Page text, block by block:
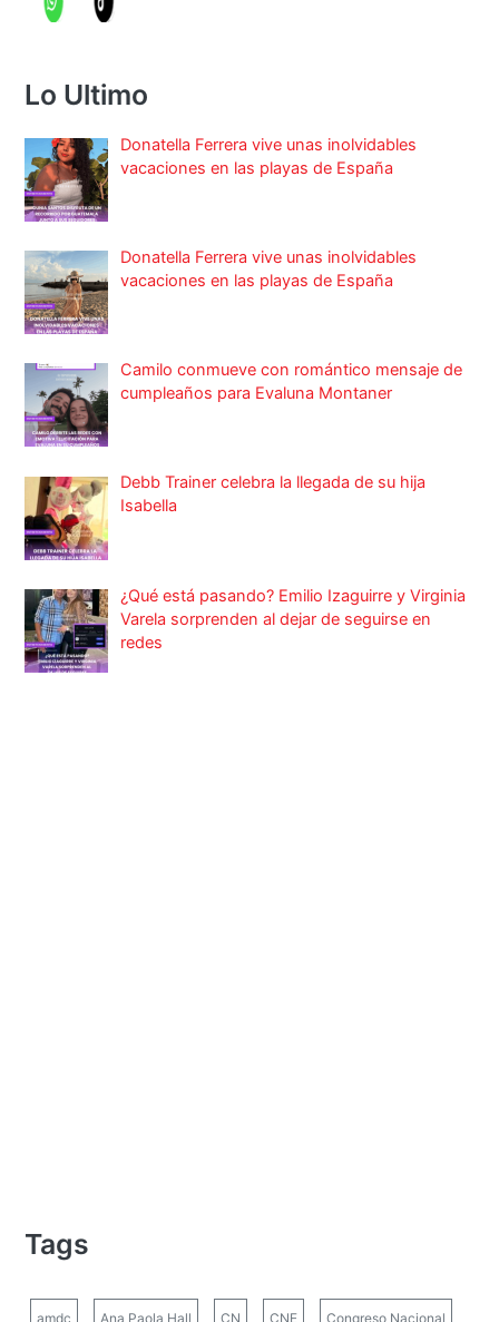
Lo Ultimo
Donatella Ferrera vive unas inolvidables
vacaciones en las playas de España
Donatella Ferrera vive unas inolvidables
vacaciones en las playas de España
Camilo conmueve con romántico mensaje de
cumpleaños para Evaluna Montaner
Debb Trainer celebra la llegada de su hija
Isabella
¿Qué está pasando? Emilio Izaguirre y Virginia
Varela sorprenden al dejar de seguirse en
redes
Tags
amdc Ana Paola Hall CN CNE Congreso Nacional